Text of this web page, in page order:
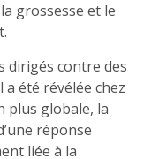
grossesse et le
dirigés contre des
été révélée chez
plus globale, la
réponse
liée à la